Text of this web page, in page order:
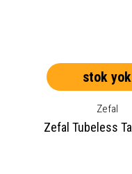
stok yok
Zefal
Zefal Tubeless